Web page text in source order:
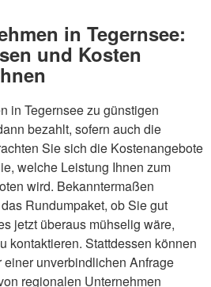
in Tegernsee:
und Kosten
in Tegernsee zu günstigen
bezahlt, sofern auch die
Sie sich die Kostenangebote
welche Leistung Ihnen zum
wird. Bekanntermaßen
Rundumpaket, ob Sie gut
jetzt überaus mühselig wäre,
kontaktieren. Stattdessen können
unverbindlichen Anfrage
regionalen Unternehmen